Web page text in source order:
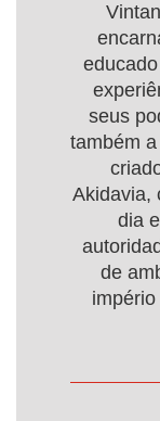
seus
também
Akidavia,
dia
de